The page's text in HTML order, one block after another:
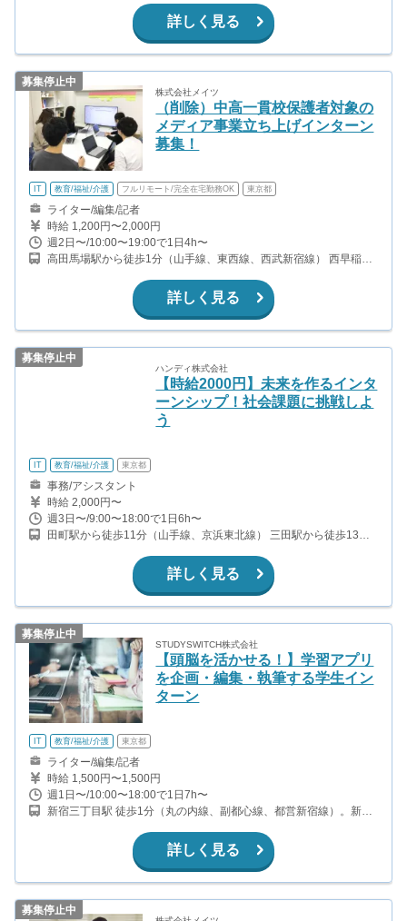
浜東北線、東京モノレール） 芝公園駅から徒歩7分（都営三田線）
詳しく見る
募集停止中
株式会社メイツ
（削除）中高一貫校保護者対象の
メディア事業立ち上げインターン
募集！
IT 教育/福祉/介護 フルリモート/完全在宅勤務OK 東京都
ライター/編集/記者
時給 1,200円〜2,000円
週2日〜/10:00〜19:00で1日4h〜
高田馬場駅から徒歩1分（山手線、東西線、西武新宿線） 西早稲田
詳しく見る
募集停止中
ハンディ株式会社
【時給2000円】未来を作るインタ
ーンシップ！社会課題に挑戦しよ
う
IT 教育/福祉/介護 東京都
事務/アシスタント
時給 2,000円〜
週3日〜/9:00〜18:00で1日6h〜
田町駅から徒歩11分（山手線、京浜東北線） 三田駅から徒歩13分
詳しく見る
募集停止中
STUDYSWITCH株式会社
【頭脳を活かせる！】学習アプリ
を企画・編集・執筆する学生イン
ターン
IT 教育/福祉/介護 東京都
ライター/編集/記者
時給 1,500円〜1,500円
週1日〜/10:00〜18:00で1日7h〜
新宿三丁目駅 徒歩1分（丸の内線、副都心線、都営新宿線）。新宿
詳しく見る
募集停止中